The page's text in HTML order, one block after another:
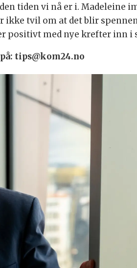
tiden vi nå er i. Madeleine
ikke tvil om at det blir
positivt med nye krefter inn i
tips@kom24.no